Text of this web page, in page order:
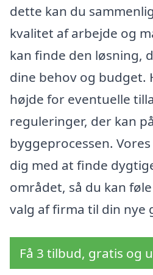
dette kan du
kvalitet af arbejde og
kan finde den løsning,
dine behov og budget.
højde for eventuelle
reguleringer, der kan
byggeprocessen.
dig med at finde
området, så du kan
valg af firma til din nye
Få 3 tilbud, gratis og